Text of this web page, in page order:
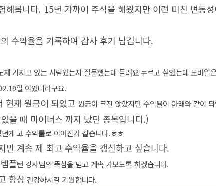
해봅니다. 15년 가까이 주식을 해왔지만 이런 미친 변동
수익율을 기록하여 감사 후기 남깁니다.
체 가지고 있는 사람있는지 질문했는데 들려요 누르고 싶었는데 모바일
일 이었더라구요.
현재 원금이 되었고 원금이 크진 않았지만 수익율이 아래와 같이
을 때 마이너스 까지 났던 종목입니다.)
게 고 수익률로 이어진거 같습니다.ㅎㅎ
만 계속 제 최고 수익율을 갱신하고 싶습니다.
플턴 강사님의 뚝심을 믿고 계속 가보도록 하겠습니다.
항상 건강하시길 기원합니다.